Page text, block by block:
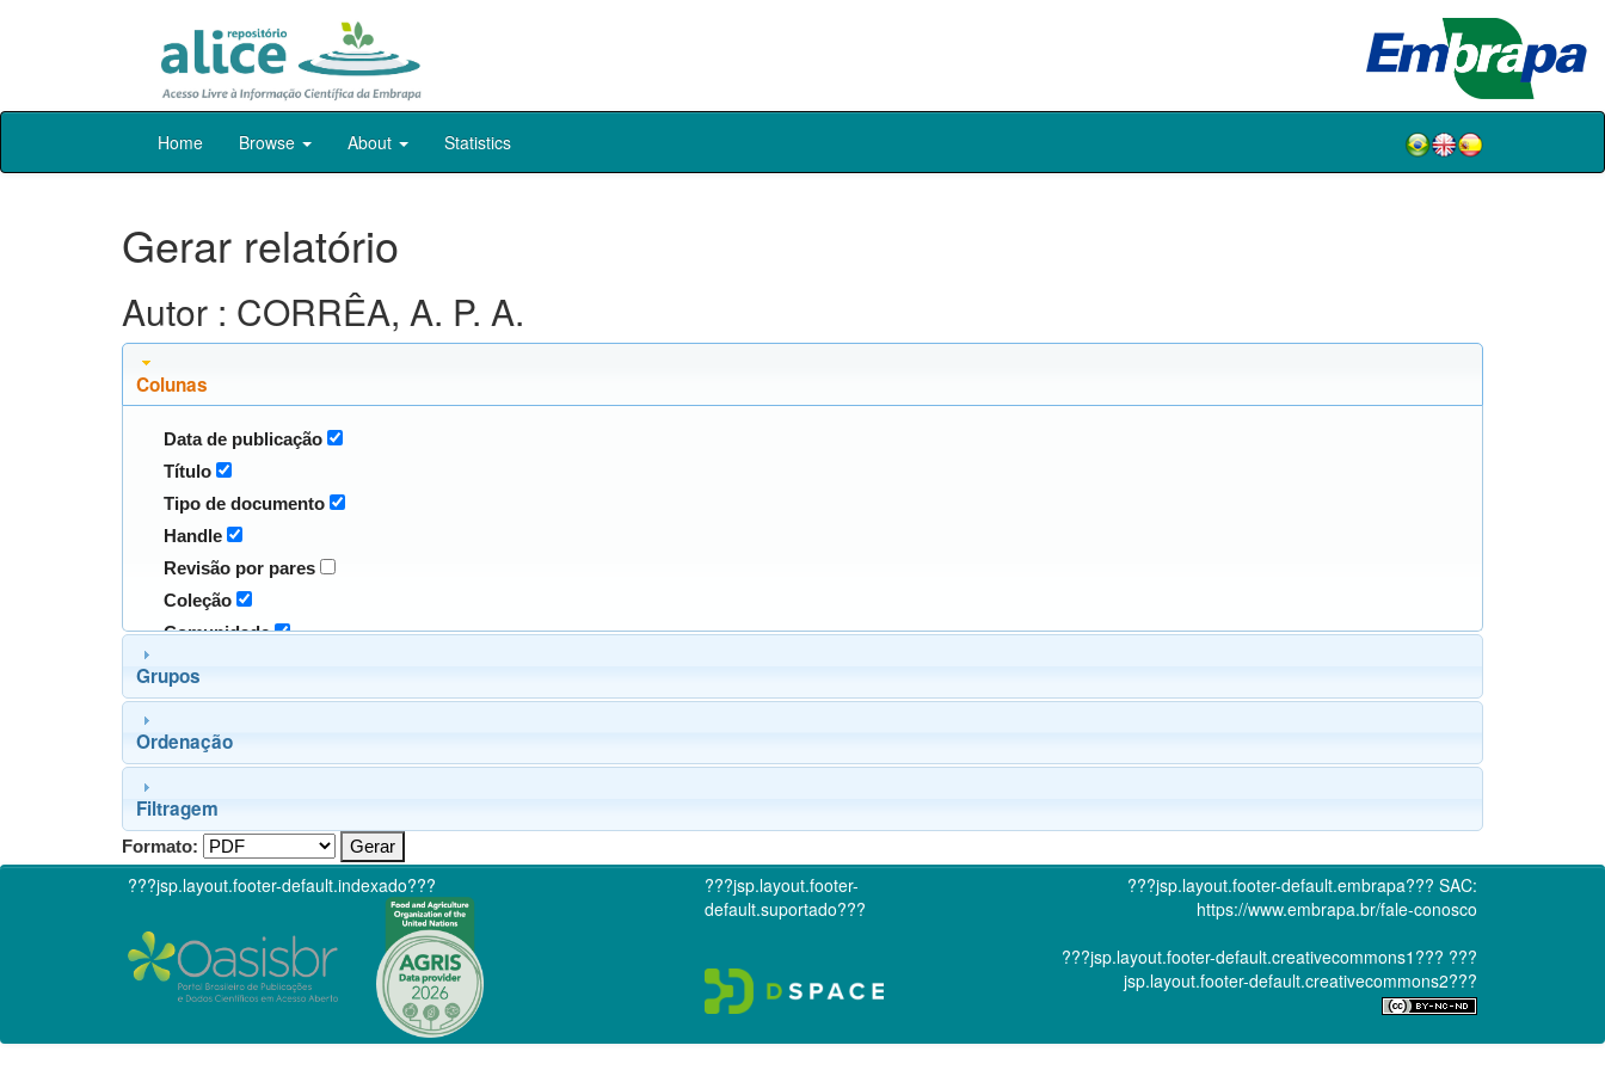
Skip
Home Browse About Statistics
Gerar relatório
Autor : CORRÊA, A. P. A.
Colunas
Data de publicação
Título
Tipo de documento
Handle
Revisão por pares
Coleção
Comunidade
Grupos
Ordenação
Filtragem
Formato:
???jsp.layout.footer-default.indexado???
???jsp.layout.footer-
default.suportado???
???jsp.layout.footer-default.embrapa??? SAC:
https://www.embrapa.br/fale-conosco
???jsp.layout.footer-default.creativecommons1??? ???
jsp.layout.footer-default.creativecommons2???